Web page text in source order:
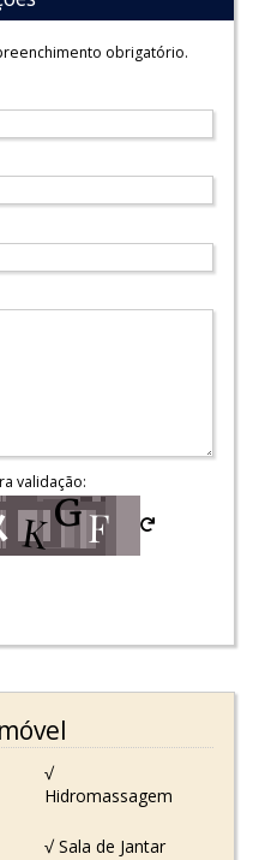
obrigatório.
validação:
√
Hidromassagem
√ Sala de Jantar